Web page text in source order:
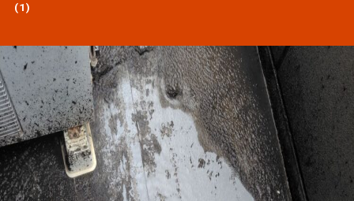
(1)